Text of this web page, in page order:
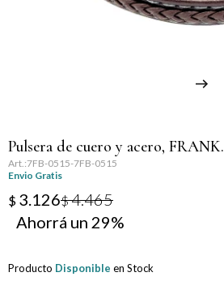
Pulsera de cuero y acero, FRANK.
7FB-0515-7FB-0515
Envio Gratis
$ 3.126$4.465
29
Producto Disponible en Stock
Día del Amigo
Día del Maestro
Día del Padre
Graduación